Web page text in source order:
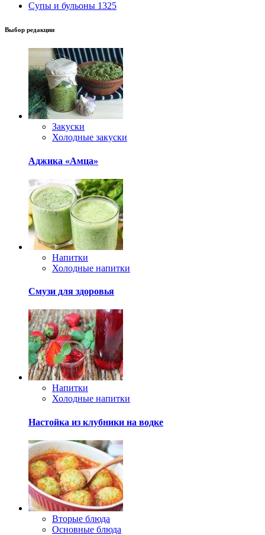
Супы и бульоны 1325
Выбор редакции
Закуски
Холодные закуски
Аджика «Амца»
Напитки
Холодные напитки
Смузи для здоровья
Напитки
Холодные напитки
Настойка из клубники на водке
Вторые блюда
Основные блюда